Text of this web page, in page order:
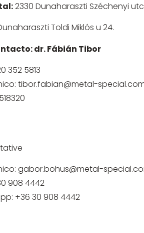
2330 Dunaharaszti Széchenyi
Toldi Miklós u 24.
dr. Fábián Tibor
352 5813
tibor.fabian@metal-
gabor.bohus@metal-
908 4442
+36 30 908 4442